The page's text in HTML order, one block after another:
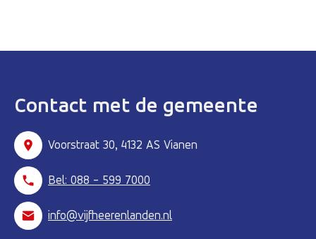
Contact met de gemeente
Voorstraat 30, 4132 AS Vianen
Bel: 088 - 599 7000
info@vijfheerenlanden.nl